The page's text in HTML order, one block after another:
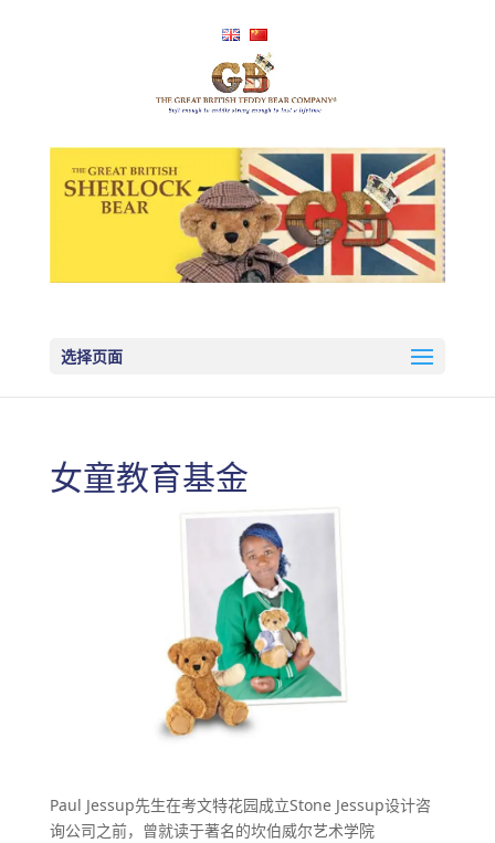
选择页面
女童教育基金
Paul Jessup先生在考文特花园成立Stone Jessup设计咨
询公司之前，曾就读于著名的坎伯威尔艺术学院